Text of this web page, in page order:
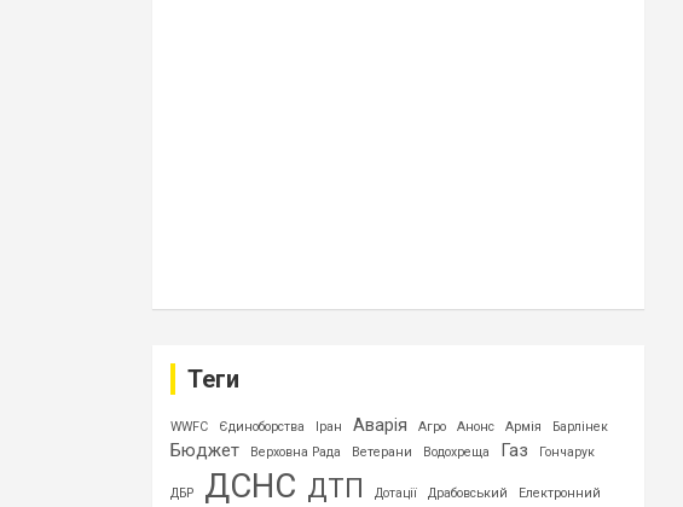
Теги
WWFC Єдиноборства Іран Аварія Агро Анонс Армія Барлінек
Бюджет Верховна Рада Ветерани Водохреща Газ Гончарук
ДБР ДСНС ДТП Дотації Драбовський Електронний